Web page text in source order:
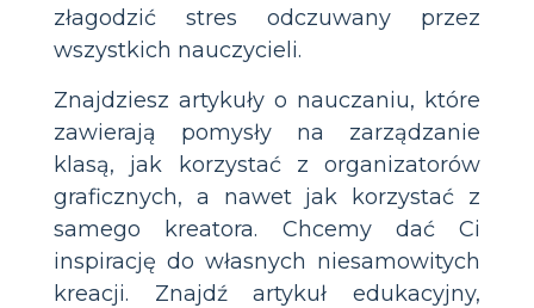
złagodzić stres odczuwany przez
wszystkich nauczycieli.
Znajdziesz artykuły o nauczaniu, które
zawierają pomysły na zarządzanie
klasą, jak korzystać z organizatorów
graficznych, a nawet jak korzystać z
samego kreatora. Chcemy dać Ci
inspirację do własnych niesamowitych
kreacji. Znajdź artykuł edukacyjny,